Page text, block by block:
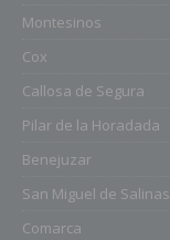
Montesinos
Cox
Callosa de Segura
Pilar de la Horadada
Benejuzar
San Miguel de Salinas
Comarca